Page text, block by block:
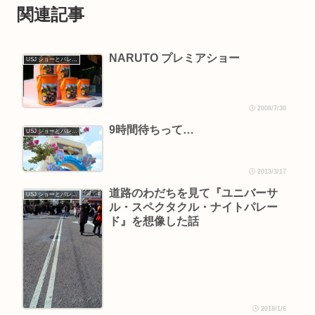
関連記事
NARUTO プレミアショー
2008/7/30
USJ ショーとパレード 9時間待ちって…
2013/3/17
USJ ショーとパレード
道路のわだちを見て『ユニバーサ
ル・スペクタクル・ナイトパレー
ド』を想像した話
2018/1/6